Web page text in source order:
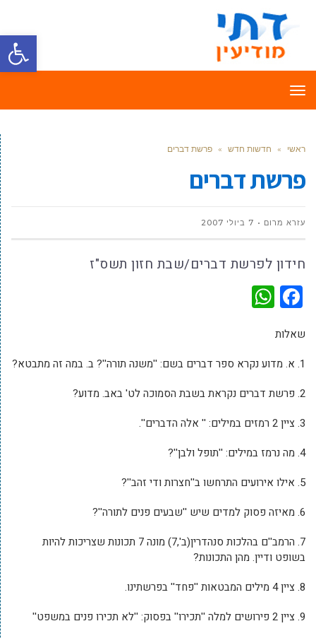
פתח
תפריט
ראשי » חדשות חדש » פרשת דברים
פרשת דברים
עזרא מרום 7 ביולי 2007
חידון לפרשת דברים/שבת חזון תשס"ז
Facebook
שאלות
1. א. מדוע נקרא ספר דברים בשם: ''משנה תורה''? ב. במה זה מתבטא?
2. פרשת דברים נקראת בשבת הסמוכה לט' באב. מדוע?
3. ציין 2 רמזים במילים: '' אלה הדברים''.
4. מה נרמז במילים: ''תופל ולבן''?
5. אילו אירועים התרחשו ב''חצרות ודי זהב''?
6. מאיזה פסוק למדים שיש ''שבעים פנים לתורה''?
7. הרמב''ם בהלכות סנהדרין(ב',7) מונה 7 תכונות שצריכות להיות
בשופט ודיין. מהן התכונות?
8. ציין 4 מילים המבטאות ''פחד'' בפרשתינו.
9. ציין 2 פירושים למלה ''תכירו'' בפסוק: ''לא תכירו פנים במשפט''